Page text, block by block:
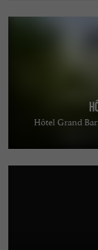
Hôtel Grand